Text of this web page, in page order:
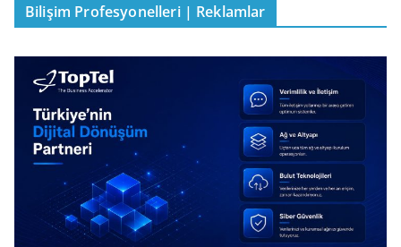
Bilişim Profesyonelleri | Reklamlar